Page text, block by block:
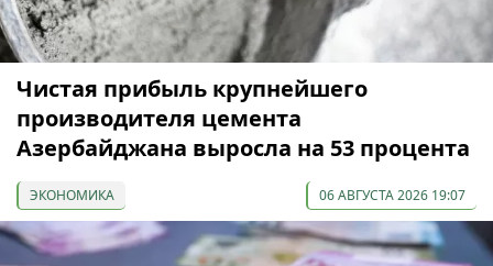
Чистая прибыль крупнейшего
производителя цемента
Азербайджана выросла на 53 процента
ЭКОНОМИКА 06 АВГУСТА 2026 19:07